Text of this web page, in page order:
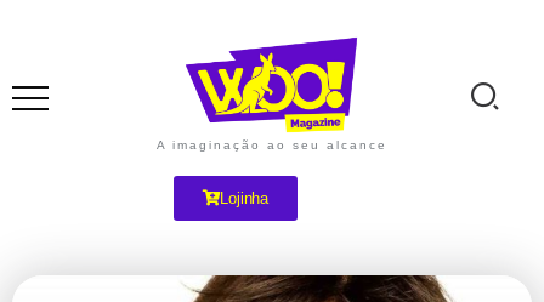
A imaginação ao seu alcance
Lojinha